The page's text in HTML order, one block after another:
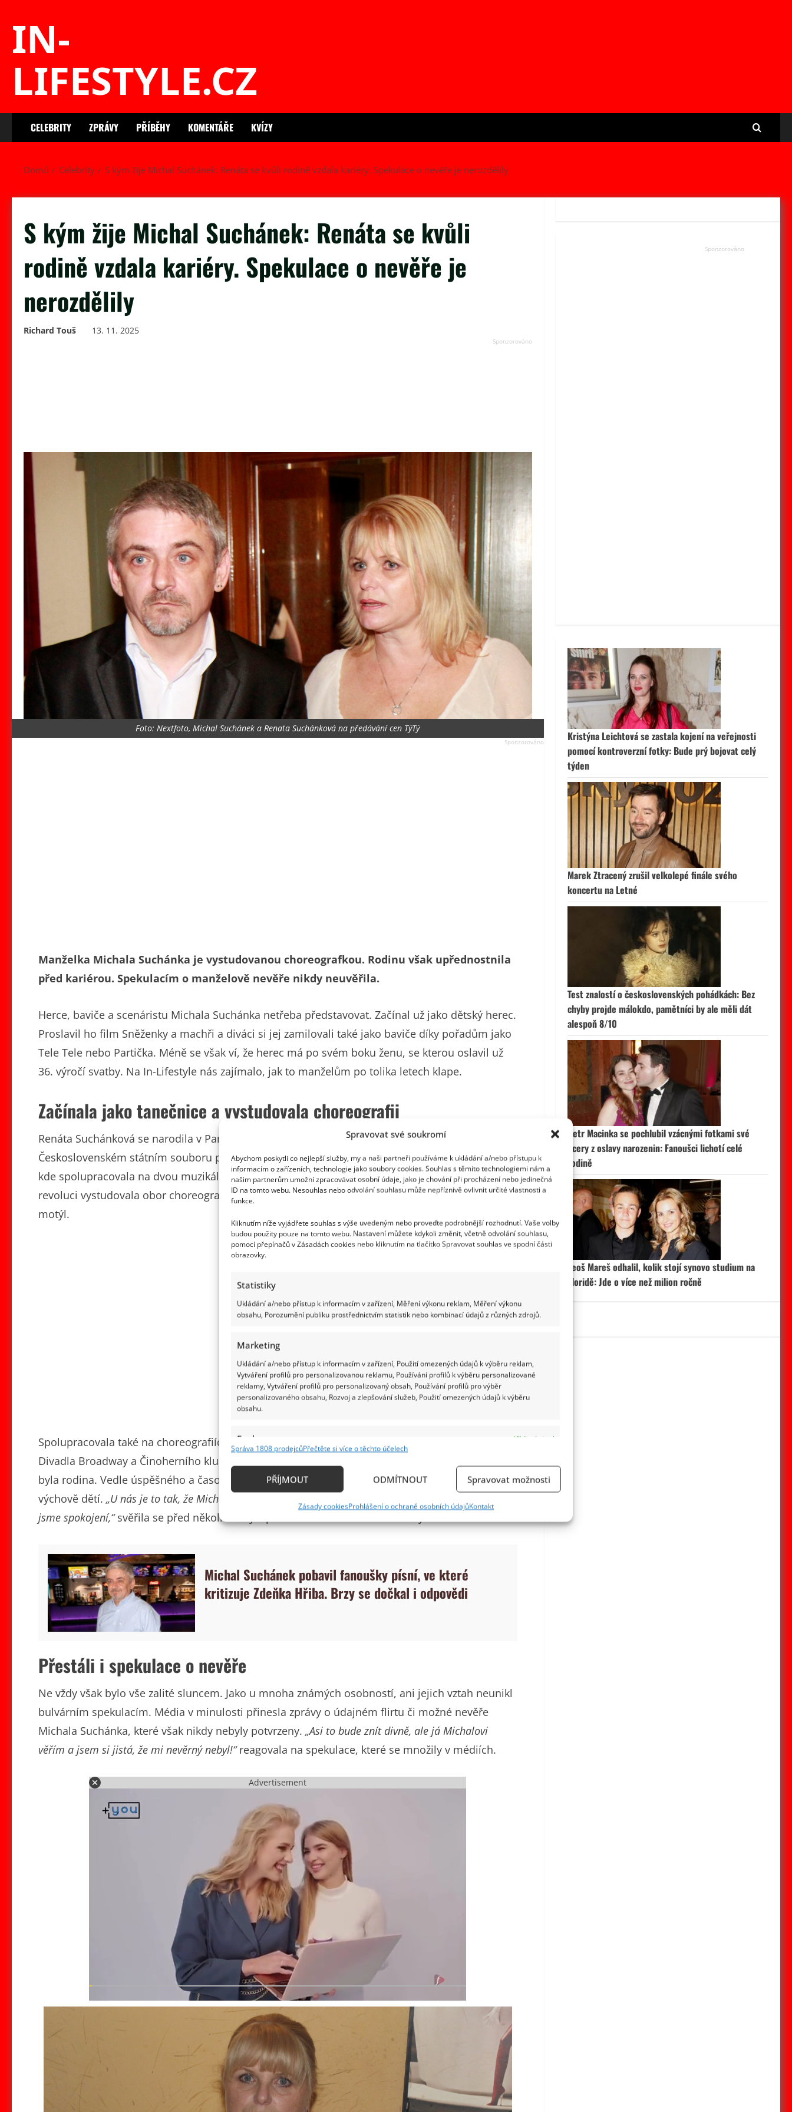
Spravovat své soukromí
Abychom poskytli co nejlepší služby, my a naši partneři používáme k ukládání a/nebo přístupu k
informacím o zařízeních, technologie jako soubory cookies. Souhlas s těmito technologiemi nám a
našim partnerům umožní zpracovávat osobní údaje, jako je chování při procházení nebo jedinečná
ID na tomto webu. Nesouhlas nebo odvolání souhlasu může nepříznivě ovlivnit určité vlastnosti a
funkce.
Kliknutím níže vyjádřete souhlas s výše uvedeným nebo proveďte podrobnější rozhodnutí. Vaše volby
budou použity pouze na tomto webu. Nastavení můžete kdykoli změnit, včetně odvolání souhlasu,
pomocí přepínačů v Zásadách cookies nebo kliknutím na tlačítko Spravovat souhlas ve spodní části
obrazovky.
Statistiky
Ukládání a/nebo přístup k informacím v zařízení, Měření výkonu reklam, Měření výkonu
obsahu, Porozumění publiku prostřednictvím statistik nebo kombinací údajů z různých zdrojů.
Marketing
Ukládání a/nebo přístup k informacím v zařízení, Použití omezených údajů k výběru reklam,
Vytváření profilů pro personalizovanou reklamu, Používání profilů k výběru personalizované
reklamy, Vytváření profilů pro personalizovaný obsah, Používání profilů pro výběr
personalizovaného obsahu, Rozvoj a zlepšování služeb, Použití omezených údajů k výběru
obsahu.
Funkce
Vždy aktivní
Identifikace zařízení na základě automaticky přenášených informací.
základě aktivně požadovaných informací.
obsahu, Ukládání a sdělování voleb ochrany osobních údajů.
Správa 1808 prodejcůPřečtěte si více o těchto účelech
PŘÍJMOUT ODMÍTNOUT Spravovat možnosti
Zásady cookiesProhlášení o ochraně osobních údajůKontakt
IN-
LIFESTYLE.CZ
CELEBRITY ZPRÁVY PŘÍBĚHY KOMENTÁŘE KVÍZY
Domů Celebrity S kým žije Michal Suchánek: Renáta se kvůli rodině vzdala kariéry. Spekulace o nevěře je nerozdělily
S kým žije Michal Suchánek: Renáta se kvůli
rodině vzdala kariéry. Spekulace o nevěře je
nerozdělily
Richard Touš 13. 11. 2025
Foto: Nextfoto, Michal Suchánek a Renata Suchánková na předávání cen TýTý
Manželka Michala Suchánka je vystudovanou choreografkou. Rodinu však upřednostnila
před kariérou. Spekulacím o manželově nevěře nikdy neuvěřila.
Herce, baviče a scenáristu Michala Suchánka netřeba představovat. Začínal už jako dětský herec.
Proslavil ho film Sněženky a machři a diváci si jej zamilovali také jako baviče díky pořadům jako
Tele Tele nebo Partička. Méně se však ví, že herec má po svém boku ženu, se kterou oslavil už
36. výročí svatby. Na In-Lifestyle nás zajímalo, jak to manželům po tolika letech klape.
Začínala jako tanečnice a vystudovala choreografii
Renáta Suchánková se narodila v Pardubicích a začínala jako tanečnice. Účinkovala v
Československém státním souboru písní a tanců. V osmdesátých letech působila i v Rakousku,
kde spolupracovala na dvou muzikálech a natáčela pro německou televizi Baden-Baden. Po
revoluci vystudovala obor choreografie a je autorkou choreografií k muzikálům Krysař a Bílý
motýl.
Spolupracovala také na choreografiích pro různé pořady televize Nova nebo pro představení
Divadla Broadway a Činoherního klubu. Nikdy se však netajila tím, že na prvním místě pro ni
byla rodina. Vedle úspěšného a časově vytíženého manžela se rozhodla věnovat především
výchově dětí. „U nás je to tak, že Michal vydělává a já se starám o něj a děti. Dělám to ráda a všichni
jsme spokojení,“svěřila se před několika lety v pořadu Markéta dráždí celebrity.
Michal Suchánek pobavil fanoušky písní, ve které
kritizuje Zdeňka Hřiba. Brzy se dočkal i odpovědi
Přestáli i spekulace o nevěře
Ne vždy však bylo vše zalité sluncem. Jako u mnoha známých osobností, ani jejich vztah neunikl
bulvárním spekulacím. Média v minulosti přinesla zprávy o údajném flirtu či možné nevěře
Michala Suchánka, které však nikdy nebyly potvrzeny. „Asi to bude znít divně, ale já Michalovi
věřím a jsem si jistá, že mi nevěrný nebyl!“reagovala na spekulace, které se množily v médiích.
Advertisement
Kristýna Leichtová se zastala kojení na veřejnosti
pomocí kontroverzní fotky: Bude prý bojovat celý
týden
Marek Ztracený zrušil velkolepé finále svého
koncertu na Letné
Test znalostí o československých pohádkách: Bez
chyby projde málokdo, pamětníci by ale měli dát
alespoň 8/10
Petr Macinka se pochlubil vzácnými fotkami své
dcery z oslavy narozenin: Fanoušci lichotí celé
rodině
Leoš Mareš odhalil, kolik stojí synovo studium na
Floridě: Jde o více než milion ročně